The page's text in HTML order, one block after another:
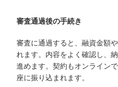
審査通過後の手続き
審査に通過すると、融資金額
れます。内容をよく確認し、
進めます。契約もオンライン
座に振り込まれます。